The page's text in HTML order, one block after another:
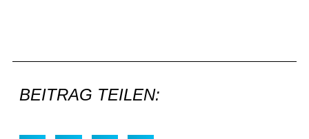
BEITRAG TEILEN: